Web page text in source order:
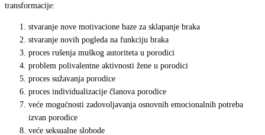
transformacije:
stvaranje nove motivacione baze za sklapanje braka
stvaranje novih pogleda na funkciju braka
proces rušenja muškog autoriteta u porodici
problem polivalentne aktivnosti žene u porodici
proces sužavanja porodice
proces individualizacije članova porodice
veće mogućnosti zadovoljavanja osnovnih emocionalnih potreba
izvan porodice
veće seksualne slobode